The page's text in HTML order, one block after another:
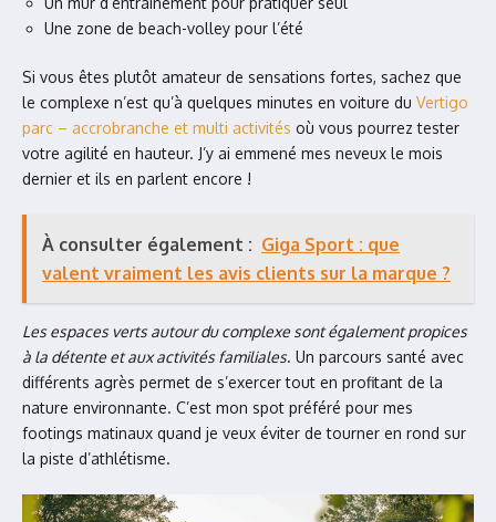
Une zone de beach-volley pour l’été
Si vous êtes plutôt amateur de sensations fortes, sachez que
le complexe n’est qu’à quelques minutes en voiture du Vertigo
parc – accrobranche et multi activités où vous pourrez tester
votre agilité en hauteur. J’y ai emmené mes neveux le mois
dernier et ils en parlent encore !
À consulter également : Giga Sport : que
valent vraiment les avis clients sur la marque ?
Les espaces verts autour du complexe sont également propices
à la détente et aux activités familiales. Un parcours santé avec
différents agrès permet de s’exercer tout en profitant de la
nature environnante. C’est mon spot préféré pour mes
footings matinaux quand je veux éviter de tourner en rond sur
la piste d’athlétisme.